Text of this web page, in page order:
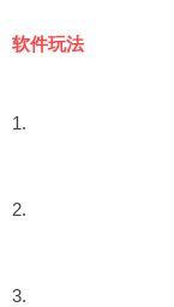
软件玩法
1.
2.
3.